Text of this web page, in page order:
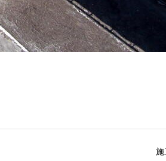
施